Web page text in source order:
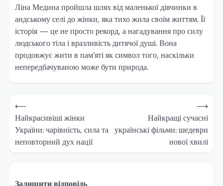
Ліна Медина пройшла шлях від маленької дівчинки в
андському селі до жінки, яка тихо жила своїм життям. Її
історія — це не просто рекорд, а нагадування про силу
людського тіла і вразливість дитячої душі. Вона
продовжує жити в пам’яті як символ того, наскільки
непередбачуваною може бути природа.
Навігація
записів
⟵
Найкрасивіші жінки
України: чарівність, сила та
неповторний дух нації
Найкращі сучасні
українські фільми: шедеври
нової хвилі
⟶
Залишити відповідь